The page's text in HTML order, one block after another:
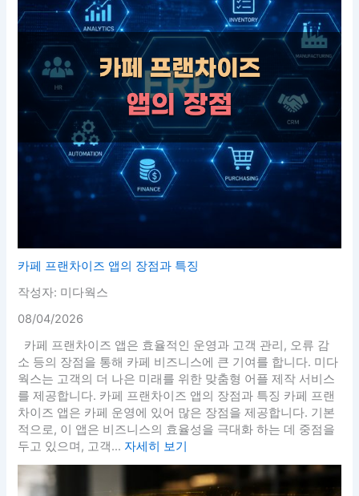
카페 프랜차이즈 앱의 장점과 특징
작성자: 미다웍스
08/04/2026
카페 프랜차이즈 앱은 효율적인 운영과 고객 관리, 오류 감
소 등의 장점을 통해 카페 비즈니스에 큰 기여를 합니다. 미다
웍스는 고객의 더 나은 미래를 위한 맞춤형 어플 제작 서비스
를 제공합니다. 카페 프랜차이즈 앱의 장점과 특징 카페 프랜
차이즈 앱은 카페 운영에 있어 많은 장점을 제공합니다. 기본
적으로, 이 앱은 비즈니스의 효율성을 극대화 하는 데 중점을
두고 있으며, 고객... 자세히 보기